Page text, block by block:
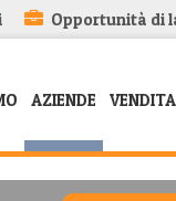
Opportunità di
AZIENDE